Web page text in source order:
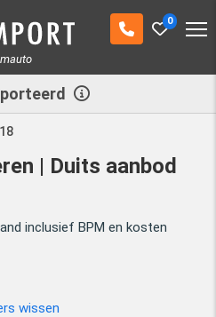
0
| Duits aanbod
inclusief BPM en kosten
wissen